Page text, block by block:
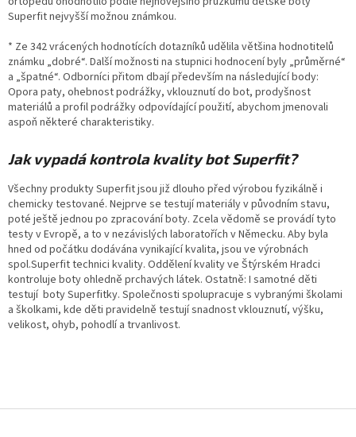
Superfit nejvyšší možnou známkou.
* Ze 342 vrácených hodnotících dotazníků udělila většina hodnotitelů
známku „dobré“. Další možnosti na stupnici hodnocení byly „průměrné“
a „špatné“. Odborníci přitom dbají především na následující body:
Opora paty, ohebnost podrážky, vklouznutí do bot, prodyšnost
materiálů a profil podrážky odpovídající použití, abychom jmenovali
aspoň některé charakteristiky.
Jak vypadá kontrola kvality bot Superfit?
Všechny produkty Superfit jsou již dlouho před výrobou fyzikálně i
chemicky testované. Nejprve se testují materiály v původním stavu,
poté ještě jednou po zpracování boty. Zcela vědomě se provádí tyto
testy v Evropě, a to v nezávislých laboratořích v Německu. Aby byla
hned od počátku dodávána vynikající kvalita, jsou ve výrobnách
spol.Superfit technici kvality. Oddělení kvality ve Štýrském Hradci
kontroluje boty ohledně prchavých látek. Ostatně: I samotné děti
testují boty Superfitky. Společnosti spolupracuje s vybranými školami
a školkami, kde děti pravidelně testují snadnost vklouznutí, výšku,
velikost, ohyb, pohodlí a trvanlivost.